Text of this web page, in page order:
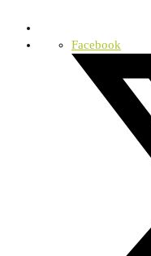
Facebook